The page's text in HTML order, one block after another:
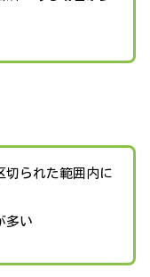
切られた範囲内に
多い